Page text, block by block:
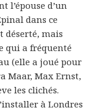
l’épouse d’un
dans ce
déserté, mais
qui a fréquenté
(elle a joué pour
Maar, Max Ernst,
les clichés.
à Londres